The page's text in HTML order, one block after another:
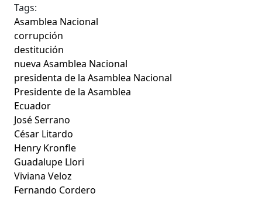
Tags:
Asamblea Nacional
corrupción
destitución
nueva Asamblea Nacional
presidenta de la Asamblea Nacional
Presidente de la Asamblea
Ecuador
José Serrano
César Litardo
Henry Kronfle
Guadalupe Llori
Viviana Veloz
Fernando Cordero